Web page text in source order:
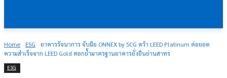
Home ESG
อาคารรัจนาการ จับมือ ONNEX by SCG คว้า LEED Platinum ต่อยอด
ความสำเร็จจาก LEED Gold ตอกย้ำมาตรฐานอาคารยั่งยืนย่านสาทร
ESG